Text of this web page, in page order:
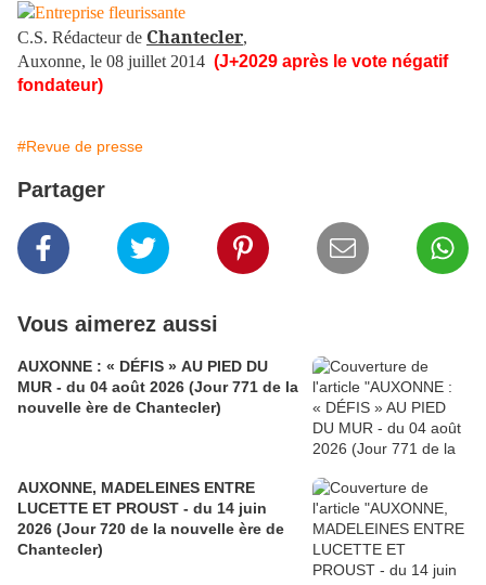
C.S. Rédacteur de Chantecler,
Auxonne, le 08 juillet 2014 (J+2029 après le vote négatif
fondateur)
#Revue de presse
Partager
Vous aimerez aussi
AUXONNE : « DÉFIS » AU PIED DU
MUR - du 04 août 2026 (Jour 771 de la
nouvelle ère de Chantecler)
AUXONNE, MADELEINES ENTRE
LUCETTE ET PROUST - du 14 juin
2026 (Jour 720 de la nouvelle ère de
Chantecler)